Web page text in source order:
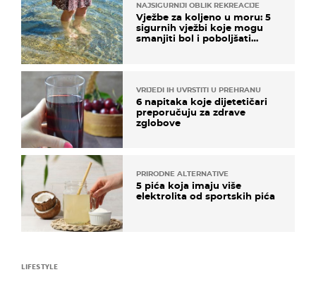
NAJSIGURNIJI OBLIK REKREACIJE
Vježbe za koljeno u moru: 5
sigurnih vježbi koje mogu
smanjiti bol i poboljšati
VRIJEDI IH UVRSTITI U PREHRANU
6 napitaka koje dijetetičari
preporučuju za zdrave
zglobove
PRIRODNE ALTERNATIVE
5 pića koja imaju više
elektrolita od sportskih pića
LIFESTYLE